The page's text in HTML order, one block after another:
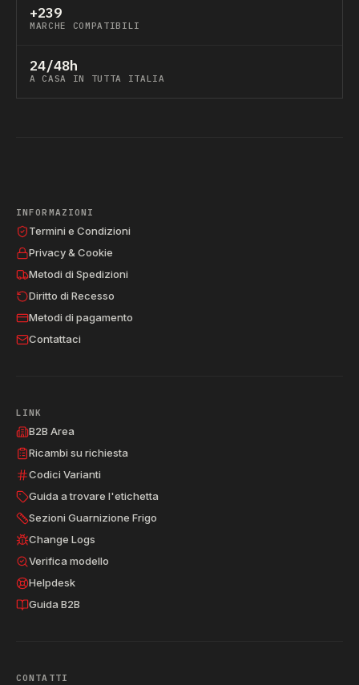
+239
MARCHE COMPATIBILI
24/48h
A CASA IN TUTTA ITALIA
INFORMAZIONI
Termini e Condizioni
Privacy & Cookie
Metodi di Spedizioni
Diritto di Recesso
Metodi di pagamento
Contattaci
LINK
B2B Area
Ricambi su richiesta
Codici Varianti
Guida a trovare l'etichetta
Sezioni Guarnizione Frigo
Change Logs
Verifica modello
Helpdesk
Guida B2B
CONTATTI